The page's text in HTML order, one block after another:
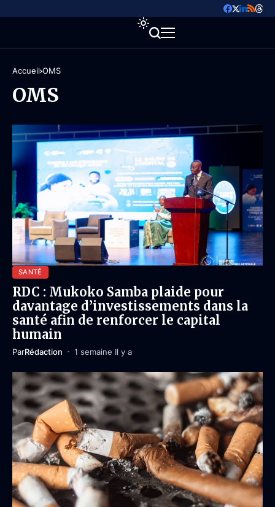
Accueil OMS
OMS
SANTÉ
RDC : Mukoko Samba plaide pour
davantage d’investissements dans la
santé afin de renforcer le capital
humain
ParRédaction 1 semaine Il y a